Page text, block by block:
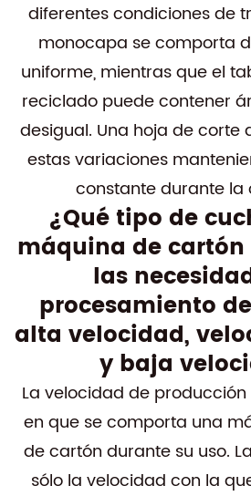
diferentes condiciones de
monocapa se comporta
uniforme, mientras que el
reciclado puede contener
desigual. Una hoja de corte
estas variaciones
constante durante la
¿Qué tipo de
máquina de
las
procesamiento
alta velocidad,
y baja
La velocidad de
en que se comporta una
de cartón durante su uso.
sólo la velocidad con la